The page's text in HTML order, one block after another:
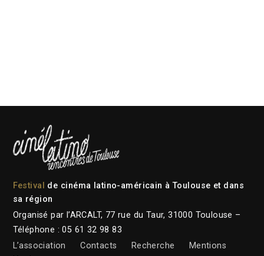
Festival
de cinéma latino-américain à Toulouse et dans
sa région
Organisé par l’ARCALT, 77 rue du Taur, 31000 Toulouse –
Téléphone : 05 61 32 98 83
L’association
Contacts Recherche
Mentions